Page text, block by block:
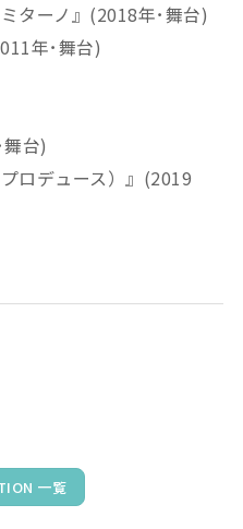
ターノ』(2018年･舞台)
年･舞台)
台)
ロデュース）』(2019
一覧